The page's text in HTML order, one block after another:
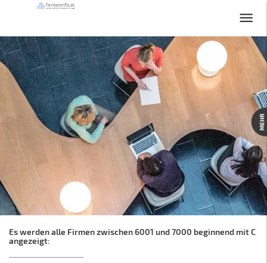
Es werden alle Firmen zwischen 6001 und 7000 beginnend mit C
angezeigt:
MEHR